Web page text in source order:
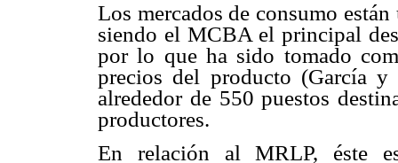
Los mercados de consumo
siendo el MCBA el principal
por lo que ha sido tomado
precios del producto (García
alrededor de 550 puestos
productores.
En relación al MRLP, éste